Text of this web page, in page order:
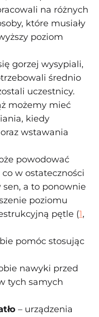
na różnych
które musiały
poziom
gorzej wysypiali,
średnio
uczestnicy.
możemy mieć
kiedy
wstawania
powodować
w ostateczności
sen, a to ponownie
poziomu
pętle (1,
pomóc stosując
nawyki przed
tych samych
– urządzenia